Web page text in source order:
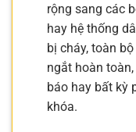
rộng sang các
hay hệ thống
bị cháy, toàn
ngắt hoàn
báo hay bất kỳ
khóa.